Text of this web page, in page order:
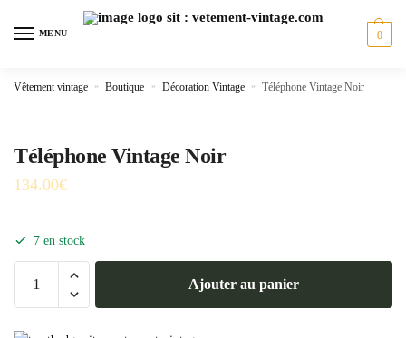
MENU 0
Vêtement vintage » Boutique » Décoration Vintage » Téléphone Vintage Noir
Téléphone Vintage Noir
134.00€
7 en stock
Ajouter au panier